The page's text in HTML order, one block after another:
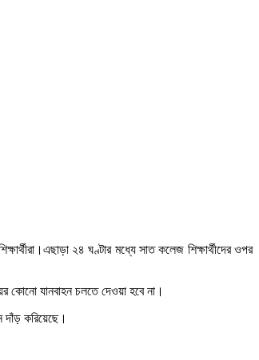
২৪ ঘণ্টার মধ্যে সাত কলেজ শিক্ষার্থীদের ওপর
কোনো যানবাহন চলতে দেওয়া হবে না।
দাঁড় করিয়েছে।